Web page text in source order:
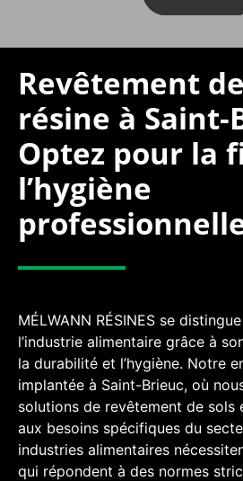
Revêtement
résine à Saint-
Optez pour la
l’hygiène
MÉLWANN RÉSINES se
l’industrie alimentaire grâce à
la durabilité et l’hygiène. Notre
implantée à Saint-Brieuc, où
solutions de revêtement de sols
aux besoins spécifiques du
industries alimentaires
qui répondent à des normes